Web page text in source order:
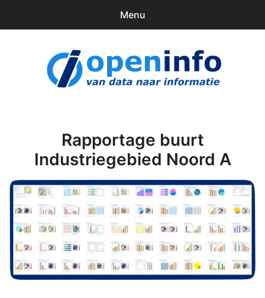
Menu
Downloads
Rapportage buurt
Industriegebied Noord A